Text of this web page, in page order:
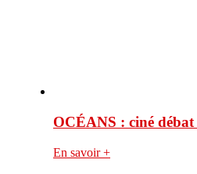
OCÉANS : ciné débat
En savoir +